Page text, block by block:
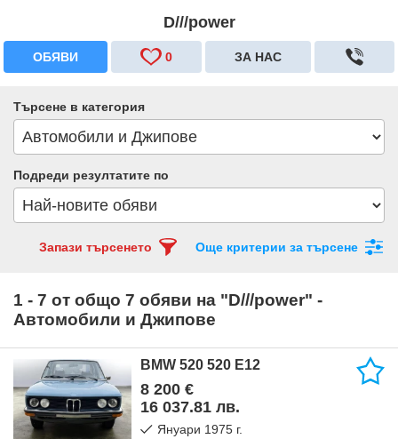
D///power
ОБЯВИ 0 ЗА НАС
Търсене в категория
Подреди резултатите по
Запази търсенето Още критерии за търсене
1 - 7 от общо 7 обяви на "D///power" -
Автомобили и Джипове
BMW 520 520 E12
8 200 €
16 037.81 лв.
януари 1975 г.